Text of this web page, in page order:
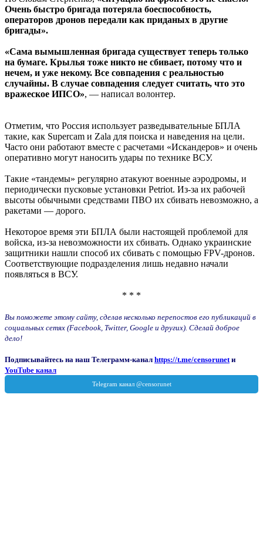
Очень быстро бригада потеряла боеспособность,
операторов дронов передали как приданых в другие
бригады».
«Сама вымышленная бригада существует теперь только
на бумаге. Крылья тоже никто не сбивает, потому что и
нечем, и уже некому. Все совпадения с реальностью
случайны. В случае совпадения следует считать, что это
вражеское ИПСО», — написал волонтер.
Отметим, что Россия использует разведывательные БПЛА
такие, как Supercam и Zala для поиска и наведения на цели.
Часто они работают вместе с расчетами «Искандеров» и очень
оперативно могут наносить удары по технике ВСУ.
Такие «тандемы» регулярно атакуют военные аэродромы, и
периодически пусковые установки Petriot. Из-за их рабочей
высоты обычными средствами ПВО их сбивать невозможно, а
ракетами — дорого.
Некоторое время эти БПЛА были настоящей проблемой для
войска, из-за невозможности их сбивать. Однако украинские
защитники нашли способ их сбивать с помощью FPV-дронов.
Соответствующие подразделения лишь недавно начали
появляться в ВСУ.
* * *
Вы поможете этому сайту, сделав несколько перепостов его публикаций в
социальных сетях (Facebook, Twitter, Google и других). Сделай доброе
дело!
Подписывайтесь на наш Телеграмм-канал https://t.me/censorunet и
YouTube канал